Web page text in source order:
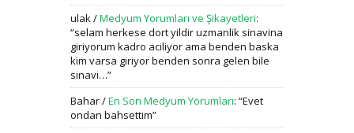
ulak/Medyum Yorumları ve Şikayetleri:
“selam herkese dort yildir uzmanlik sinavina
giriyorum kadro aciliyor ama benden baska
kim varsa giriyor benden sonra gelen bile
sinavi…”
Bahar/En Son Medyum Yorumları: “Evet
ondan bahsettim”